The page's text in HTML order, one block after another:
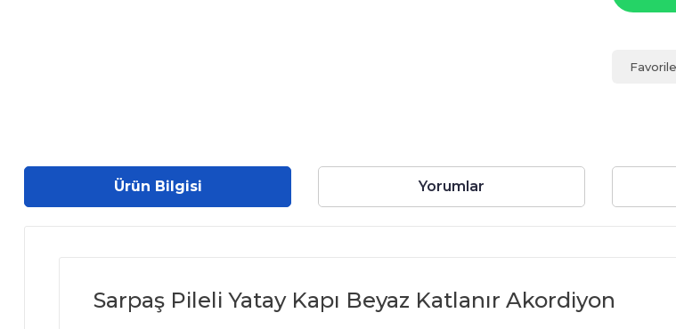
Ürün Bilgisi Yorumlar
Sarpaş Pileli Yatay Kapı Beyaz Katlanır Akordiyon